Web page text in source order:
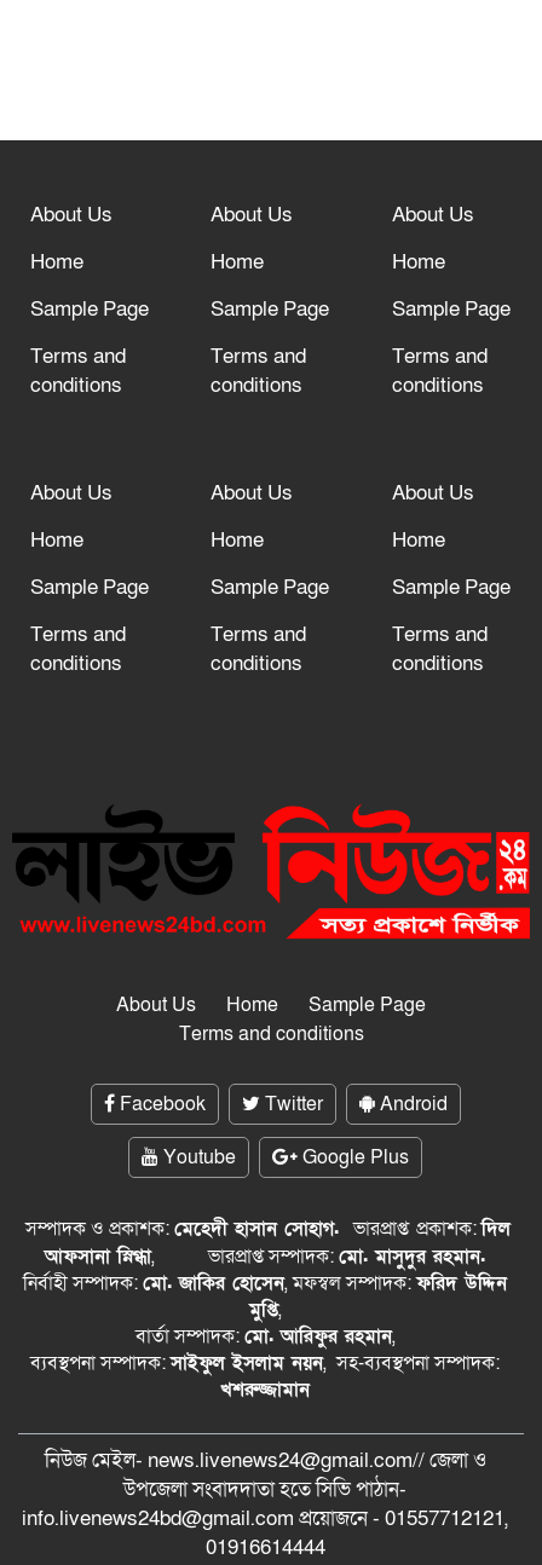
“অসহযোগ” আন্দোলনের হুমকি
দরজা খোলা রেখেছেন
About Us
Home
Sample Page
Terms and
conditions
About Us
Home
Sample Page
Terms and
conditions
About Us
Home
Sample Page
Terms and
conditions
About Us
Home
Sample Page
Terms and
conditions
About Us
Home
Sample Page
Terms and
conditions
About Us
Home
Sample Page
Terms and
conditions
About Us Home
Sample Page
Terms and conditions
Facebook Twitter
Android
Youtube
Google Plus
সম্পাদক ও প্রকাশক:মেহেদী হাসান সোহাগ.ভারপ্রাপ্ত প্রকাশক:দিল
আফসানা স্নিগ্ধা, ভারপ্রাপ্ত সম্পাদক:মো. মাসুদুর রহমান.
নির্বাহী সম্পাদক:মো. জাকির হোসেন, মফস্বল সম্পাদক:ফরিদ উদ্দিন
মুপ্তি,
বার্তা সম্পাদক:মো. আরিফুর রহমান,
ব্যবস্থপনা সম্পাদক:সাইফুল ইসলাম নয়ন, সহ-ব্যবস্থপনা সম্পাদক:
খশরুজ্জামান
নিউজ মেইল- news.livenews24@gmail.com// জেলা ও
‍উপজেলা সংবাদদাতা হতে সিভি পাঠান-
info.livenews24bd@gmail.com প্রয়োজনে - 01557712121,
01916614444